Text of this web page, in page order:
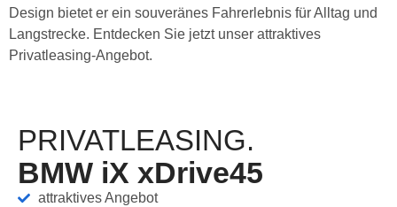
Design bietet er ein souveränes Fahrerlebnis für Alltag und
Langstrecke. Entdecken Sie jetzt unser attraktives
Privatleasing-Angebot.
PRIVATLEASING.
BMW iX xDrive45
attraktives Angebot